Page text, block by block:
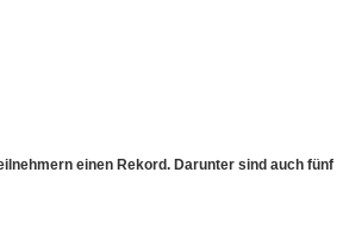
einen Rekord. Darunter sind auch fünf